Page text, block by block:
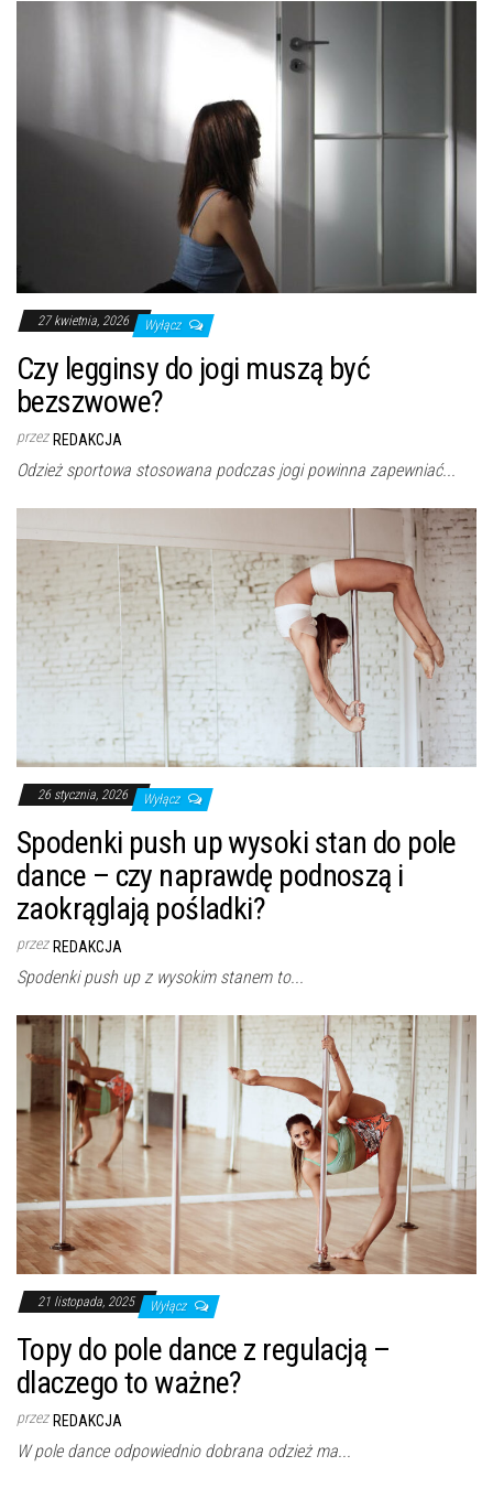
27 kwietnia, 2026 Wyłącz
Czy legginsy do jogi muszą być
bezszwowe?
przez REDAKCJA
Odzież sportowa stosowana podczas jogi powinna zapewniać...
26 stycznia, 2026 Wyłącz
Spodenki push up wysoki stan do pole
dance – czy naprawdę podnoszą i
zaokrąglają pośladki?
przez REDAKCJA
Spodenki push up z wysokim stanem to...
21 listopada, 2025 Wyłącz
Topy do pole dance z regulacją –
dlaczego to ważne?
przez REDAKCJA
W pole dance odpowiednio dobrana odzież ma...